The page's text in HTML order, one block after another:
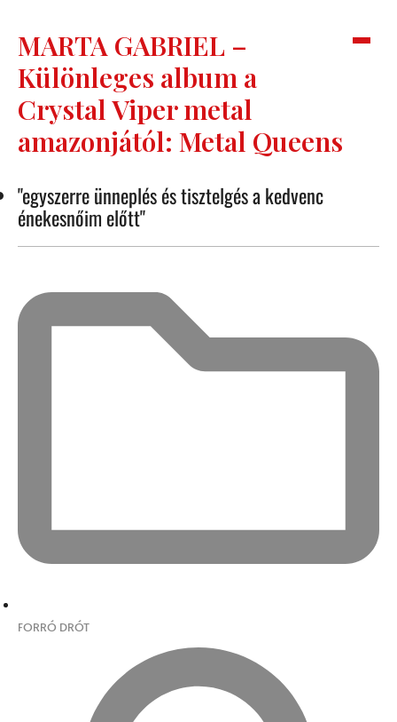
MARTA GABRIEL –
Különleges album a
Crystal Viper metal
amazonjától: Metal Queens
"egyszerre ünneplés és tisztelgés a kedvenc
énekesnőim előtt"
FORRÓ DRÓT